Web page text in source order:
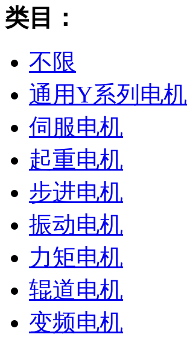
类目：
不限
通用Y系列电机
伺服电机
起重电机
步进电机
振动电机
力矩电机
辊道电机
变频电机